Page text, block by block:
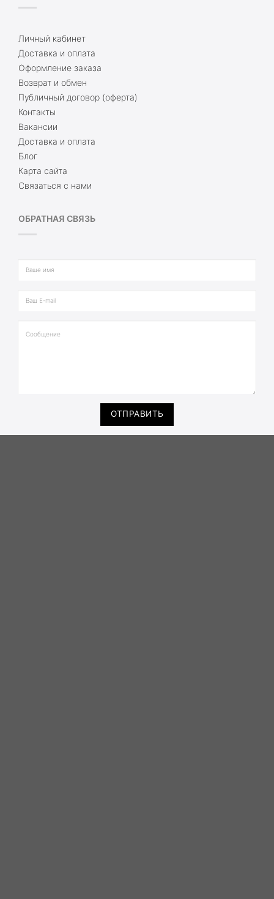
Личный кабинет
Доставка и оплата
Оформление заказа
Возврат и обмен
Публичный договор (оферта)
Контакты
Вакансии
Доставка и оплата
Блог
Карта сайта
Связаться с нами
ОБРАТНАЯ СВЯЗЬ
ОТПРАВИТЬ